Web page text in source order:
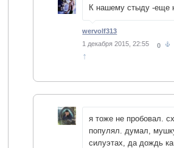
К нашему стыду -еще
wervolf313
1 декабря 2015, 22:55
0
↑
я тоже не пробовал.
популял. думал,
силуэтах, да дождь